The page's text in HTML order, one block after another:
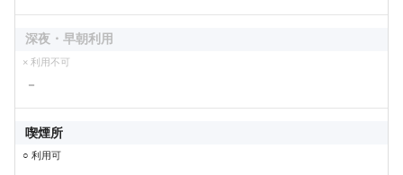
深夜・早朝利用
× 利用不可
－
喫煙所
○ 利用可